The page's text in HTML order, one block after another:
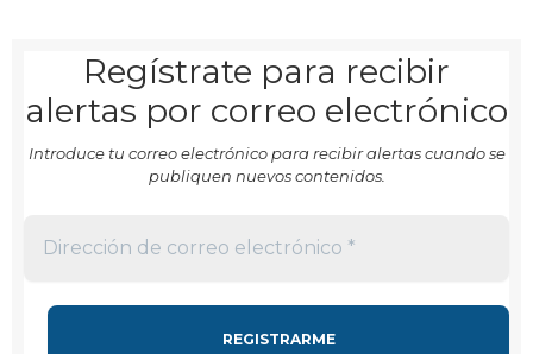
Regístrate para recibir
alertas por correo electrónico
Introduce tu correo electrónico para recibir alertas cuando se
publiquen nuevos contenidos.